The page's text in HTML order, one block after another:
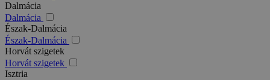
Dalmácia
Dalmácia
Észak-Dalmácia
Észak-Dalmácia
Horvát szigetek
Horvát szigetek
Isztria